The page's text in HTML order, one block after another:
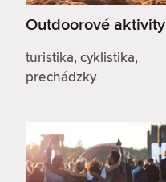
Outdoorové aktivity
turistika, cyklistika,
prechádzky